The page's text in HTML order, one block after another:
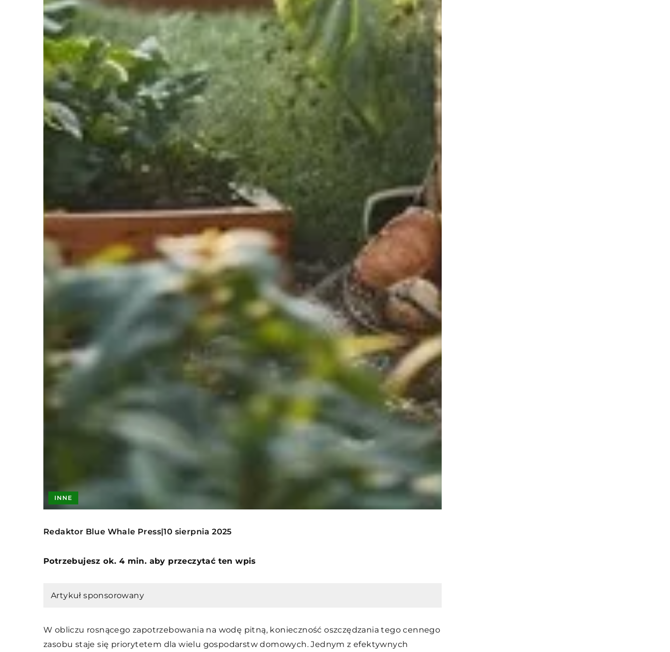
INNE
Redaktor Blue Whale Press|10 sierpnia 2025
Potrzebujesz ok. 4 min. aby przeczytać ten wpis
Artykuł sponsorowany
W obliczu rosnącego zapotrzebowania na wodę pitną, konieczność oszczędzania tego cennego
zasobu staje się priorytetem dla wielu gospodarstw domowych. Jednym z efektywnych